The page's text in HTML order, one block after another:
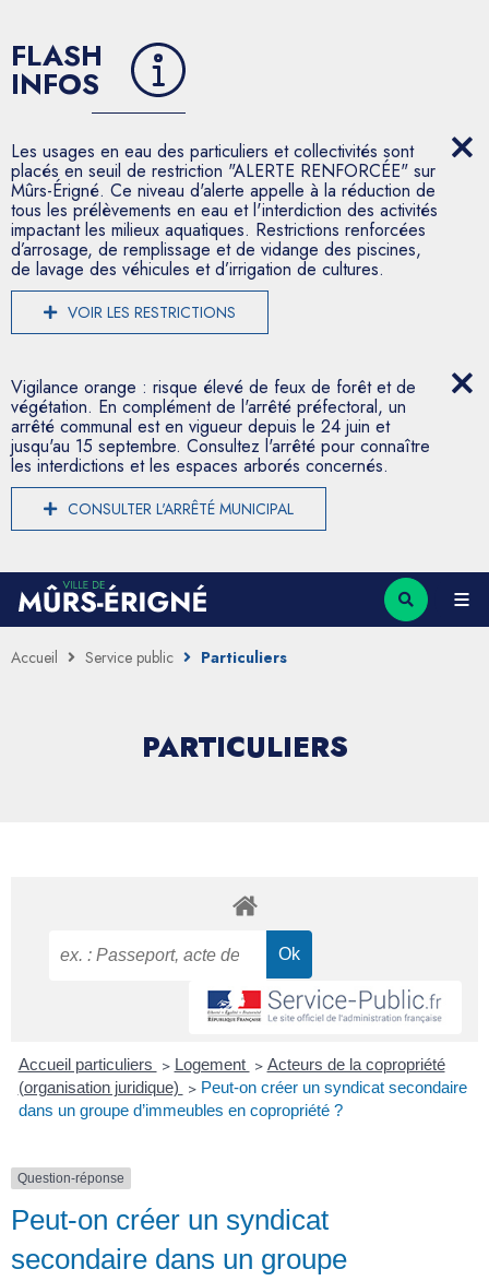
FLASH
INFOS
Les usages en eau des particuliers et collectivités sont
placés en seuil de restriction "ALERTE RENFORCÉE" sur
Mûrs-Érigné. Ce niveau d'alerte appelle à la réduction de
tous les prélèvements en eau et l'interdiction des activités
impactant les milieux aquatiques. Restrictions renforcées
d’arrosage, de remplissage et de vidange des piscines,
de lavage des véhicules et d’irrigation de cultures.
VOIR LES RESTRICTIONS
Vigilance orange : risque élevé de feux de forêt et de
végétation. En complément de l'arrêté préfectoral, un
arrêté communal est en vigueur depuis le 24 juin et
jusqu'au 15 septembre. Consultez l'arrêté pour connaître
les interdictions et les espaces arborés concernés.
CONSULTER L'ARRÊTÉ MUNICIPAL
Accueil Service public Particuliers
PARTICULIERS
Accueil particuliers > Logement > Acteurs de la copropriété
(organisation juridique) > Peut-on créer un syndicat secondaire
dans un groupe d’immeubles en copropriété ?
Question-réponse
Peut-on créer un syndicat
secondaire dans un groupe